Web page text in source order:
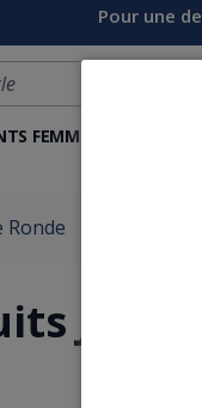
Pour une
FEMME
Ronde
Jolie